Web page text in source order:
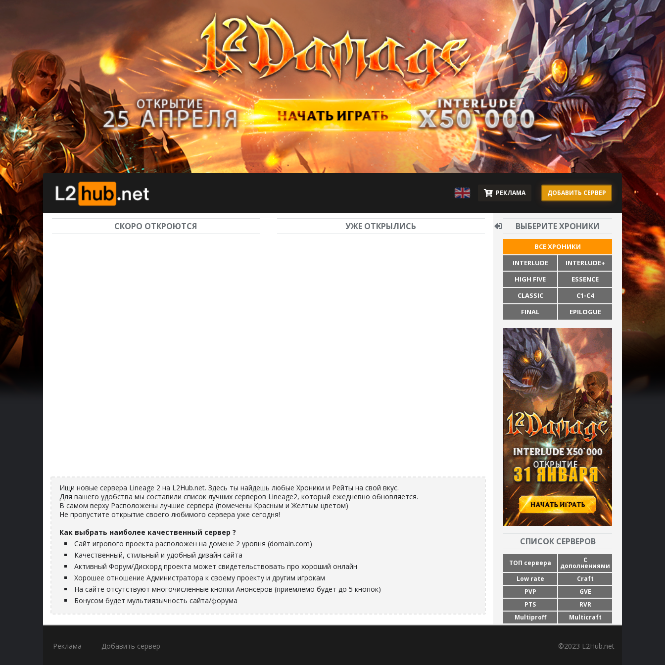
РЕКЛАМА ДОБАВИТЬ СЕРВЕР
СКОРО ОТКРОЮТСЯ УЖЕ ОТКРЫЛИСЬ
Ищи новые сервера Lineage 2 на L2Hub.net. Здесь ты найдешь любые Хроники и Рейты на свой вкус.
Для вашего удобства мы составили список лучших серверов Lineage2, который ежедневно обновляется.
В самом верху Расположены лучшие сервера (помечены Красным и Желтым цветом)
Не пропустите открытие своего любимого сервера уже сегодня!
Как выбрать наиболее качественный сервер ?
Сайт игрового проекта расположен на домене 2 уровня (domain.com)
Качественный, стильный и удобный дизайн сайта
Активный Форум/Дискорд проекта может свидетельствовать про хороший онлайн
Хорошее отношение Администратора к своему проекту и другим игрокам
На сайте отсутствуют многочисленные кнопки Анонсеров (приемлемо будет до 5 кнопок)
Бонусом будет мультиязычность сайта/форума
ВЫБЕРИТЕ ХРОНИКИ
ВСЕ ХРОНИКИ
INTERLUDE
INTERLUDE+
HIGH FIVE
ESSENCE
CLASSIC
C1-C4
FINAL
EPILOGUE
СПИСОК СЕРВЕРОВ
ТОП сервера С
дополнениями
Low rate
Craft
PVP
GVE
PTS
RVR
Multiproff
Multicraft
Реклама Добавить сервер ©2023 L2Hub.net